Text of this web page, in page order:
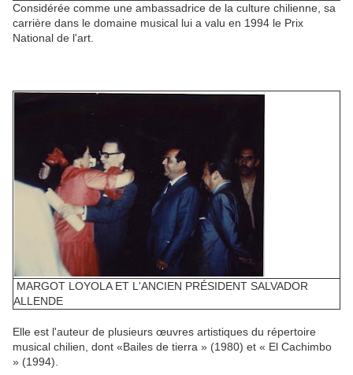
Considérée comme une ambassadrice de la culture chilienne, sa
carrière dans le domaine musical lui a valu en 1994 le Prix
National de l'art.
MARGOT LOYOLA ET L'ANCIEN PRÉSIDENT SALVADOR
ALLENDE
Elle est l'auteur de plusieurs œuvres artistiques du répertoire
musical chilien, dont «Bailes de tierra » (1980) et « El Cachimbo
» (1994).